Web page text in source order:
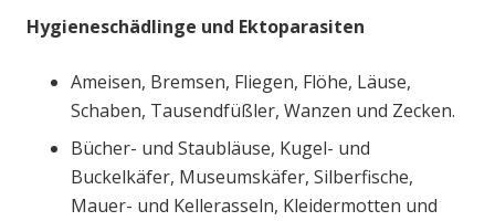
Hygieneschädlinge und Ektoparasiten
Ameisen, Bremsen, Fliegen, Flöhe, Läuse,
Schaben, Tausendfüßler, Wanzen und Zecken.
Bücher- und Staubläuse, Kugel- und
Buckelkäfer, Museumskäfer, Silberfische,
Mauer- und Kellerasseln, Kleidermotten und